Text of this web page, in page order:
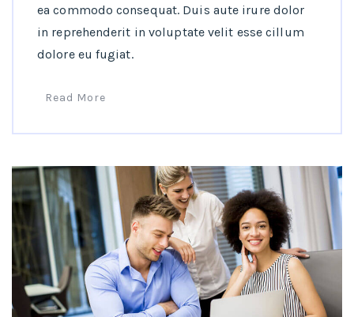
ea commodo consequat. Duis aute irure dolor
in reprehenderit in voluptate velit esse cillum
dolore eu fugiat.
Read More